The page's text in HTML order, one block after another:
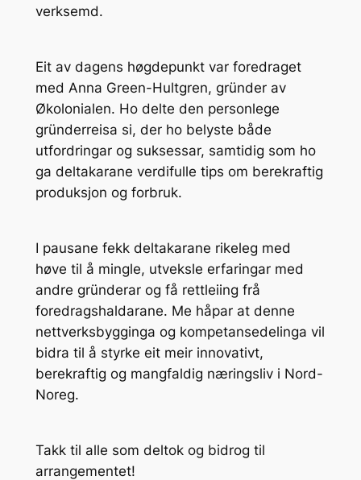
verksemd.
Eit av dagens høgdepunkt var foredraget
med Anna Green-Hultgren, gründer av
Økolonialen. Ho delte den personlege
gründerreisa si, der ho belyste både
utfordringar og suksessar, samtidig som ho
ga deltakarane verdifulle tips om berekraftig
produksjon og forbruk.
I pausane fekk deltakarane rikeleg med
høve til å mingle, utveksle erfaringar med
andre gründerar og få rettleiing frå
foredragshaldarane. Me håpar at denne
nettverksbygginga og kompetansedelinga vil
bidra til å styrke eit meir innovativt,
berekraftig og mangfaldig næringsliv i Nord-
Noreg.
Takk til alle som deltok og bidrog til
arrangementet!